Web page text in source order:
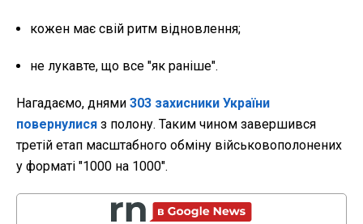
кожен має свій ритм відновлення;
не лукавте, що все "як раніше".
Нагадаємо, днями 303 захисники України
повернулися з полону. Таким чином завершився
третій етап масштабного обміну військовополонених
у форматі "1000 на 1000".